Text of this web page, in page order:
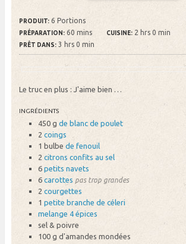
PRODUIT: 6 Portions
PRÉPARATION: 60 mins CUISINE: 2 hrs 0 min
PRÊT DANS: 3 hrs 0 min
Le truc en plus : J'aime bien …
INGRÉDIENTS
450 g de blanc de poulet
2coings
1 bulbe de fenouil
2citrons confits au sel
6petits navets
6carottes pas trop grandes
2courgettes
1petite branche de céleri
melange 4 épices
sel & poivre
100 g d'amandes mondées